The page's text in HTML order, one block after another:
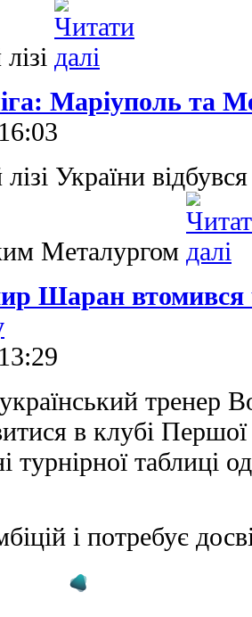
Маріуполь та
України
Металургом
Шаран втомився
тренер
в клубі Першої
турнірної таблиці
і потребує